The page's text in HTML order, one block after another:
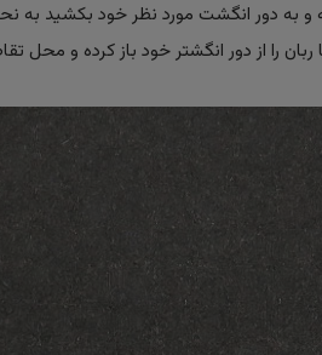
و به دور انگشت مورد نظر خود بکشید
را از دور انگشتر خود باز کرده و محل